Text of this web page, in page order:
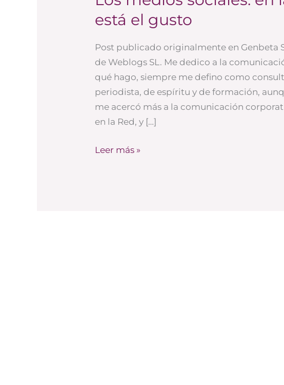
está el gusto
Post publicado originalmente en Genbeta
de Weblogs SL. Me dedico a la
qué hago, siempre me defino como
periodista, de espíritu y de formación,
me acercó más a la comunicación
en la Red, y […]
sociales:
diversidad
está
el
Leer más »